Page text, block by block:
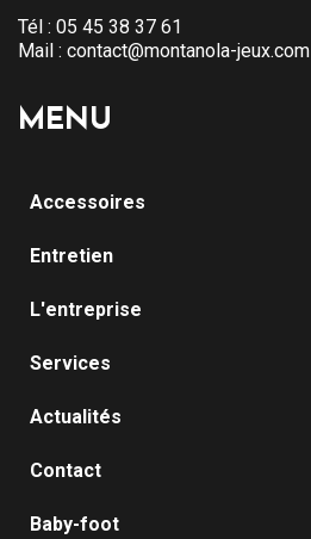
Tél : 05 45 38 37 61
Mail : contact@montanola-jeux.com
MENU
Accessoires
Entretien
L'entreprise
Services
Actualités
Contact
Baby-foot